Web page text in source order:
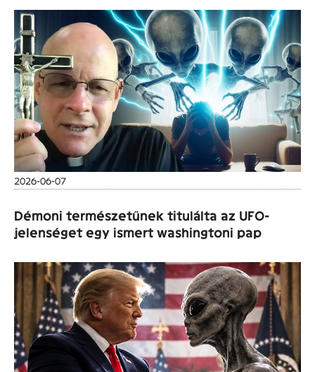
2026-06-07
Démoni természetűnek titulálta az UFO-
jelenséget egy ismert washingtoni pap